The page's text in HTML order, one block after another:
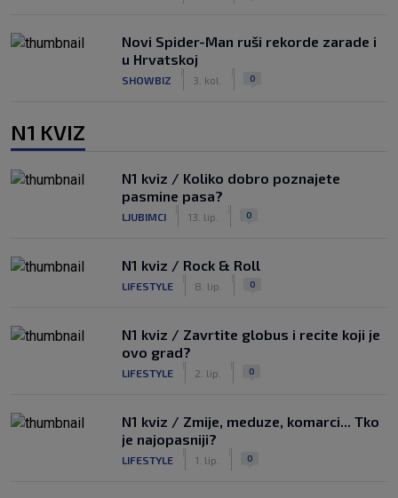
Novi Spider-Man ruši rekorde zarade i
u Hrvatskoj
SHOWBIZ 3. kol. 0
N1 KVIZ
N1 kviz / Koliko dobro poznajete
pasmine pasa?
LJUBIMCI 13. lip. 0
N1 kviz / Rock & Roll
LIFESTYLE 8. lip. 0
N1 kviz / Zavrtite globus i recite koji je
ovo grad?
LIFESTYLE 2. lip. 0
N1 kviz / Zmije, meduze, komarci... Tko
je najopasniji?
LIFESTYLE 1. lip. 0